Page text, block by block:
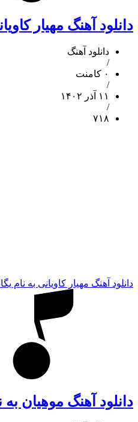
دانلود آهنگ مهیار
دانلود آهنگ
/
۰ کامنت
/
۱۱ آذر ۱۴۰۲
/
۷۱۸
دانلود آهنگ مهیار کاویانی به نام
دانلود آهنگ موهیان